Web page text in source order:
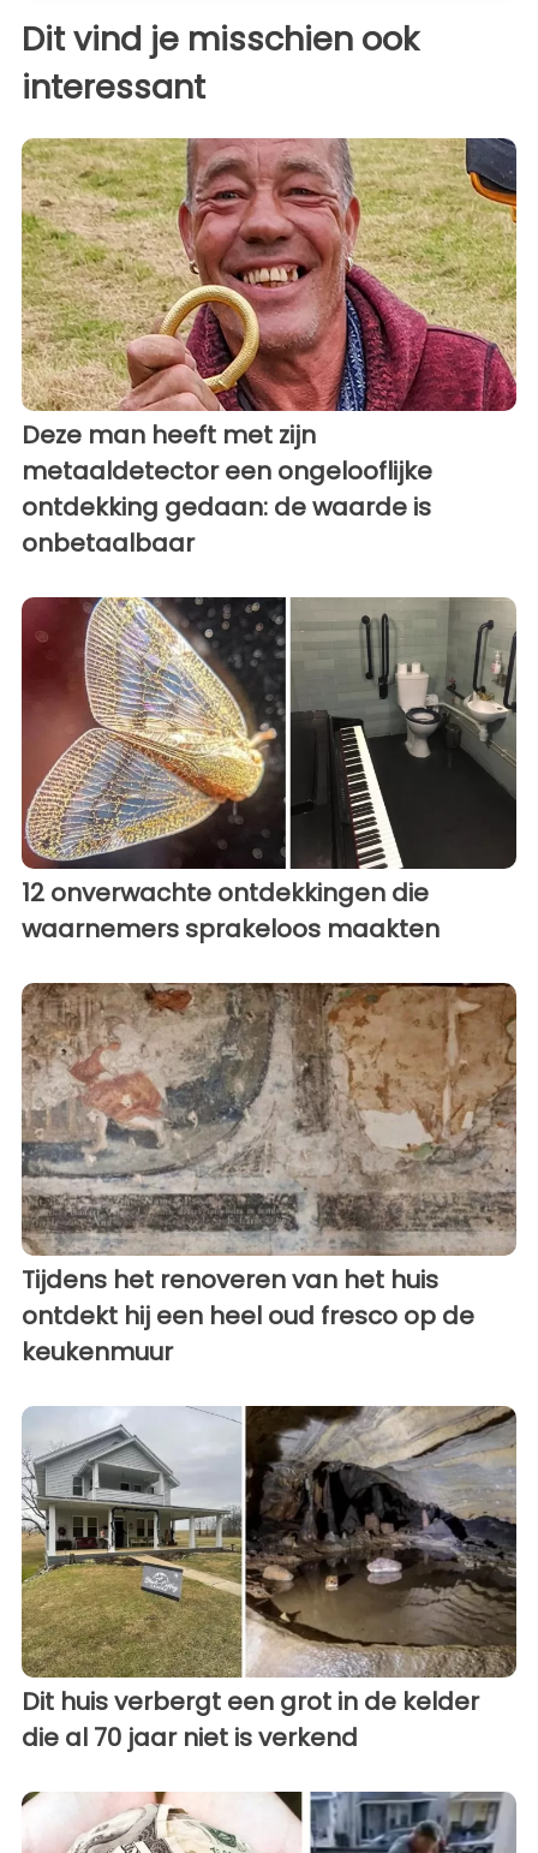
Dit vind je misschien ook
interessant
Deze man heeft met zijn
metaaldetector een ongelooflijke
ontdekking gedaan: de waarde is
onbetaalbaar
12 onverwachte ontdekkingen die
waarnemers sprakeloos maakten
Tijdens het renoveren van het huis
ontdekt hij een heel oud fresco op de
keukenmuur
Dit huis verbergt een grot in de kelder
die al 70 jaar niet is verkend